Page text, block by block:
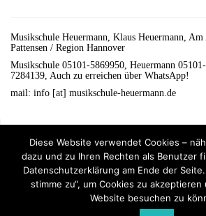
Musikschule Heuermann, Klaus Heuermann,
Pattensen / Region Hannover
Musikschule 05101-5869950, Heuermann
7284139, Auch zu erreichen über WhatsApp!
mail: info [at] musikschule-heuermann.de
Diese Website verwendet Cookies –
dazu und zu Ihren Rechten als Benutzer
Datenschutzerklärung am Ende der
stimme zu“, um Cookies zu
Website besuchen zu